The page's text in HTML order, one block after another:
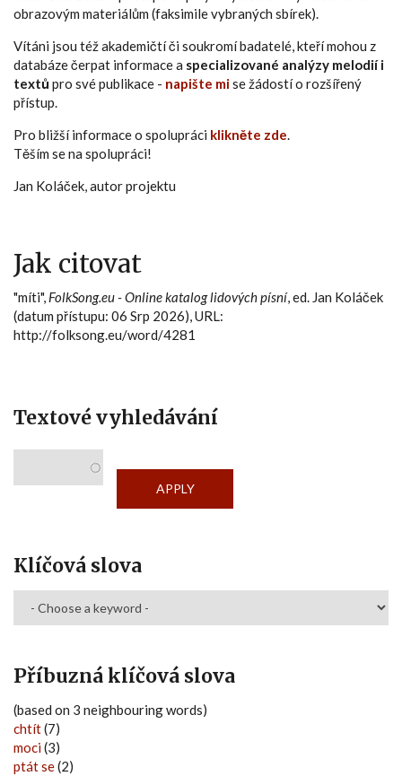
obrazovým materiálům (faksimile vybraných sbírek).
Vítáni jsou též akademičtí či soukromí badatelé, kteří mohou z
databáze čerpat informace a specializované analýzy melodií i
textůpro své publikace - napište mise žádostí o rozšířený
přístup.
Pro bližší informace o spolupráci klikněte zde.
Těším se na spolupráci!
Jan Koláček, autor projektu
Jak citovat
"míti", FolkSong.eu - Online katalog lidových písní, ed. Jan Koláček
(datum přístupu: 06 Srp 2026), URL:
http://folksong.eu/word/4281
Textové vyhledávání
Klíčová slova
Příbuzná klíčová slova
(based on 3 neighbouring words)
chtít(7)
moci(3)
ptát se(2)